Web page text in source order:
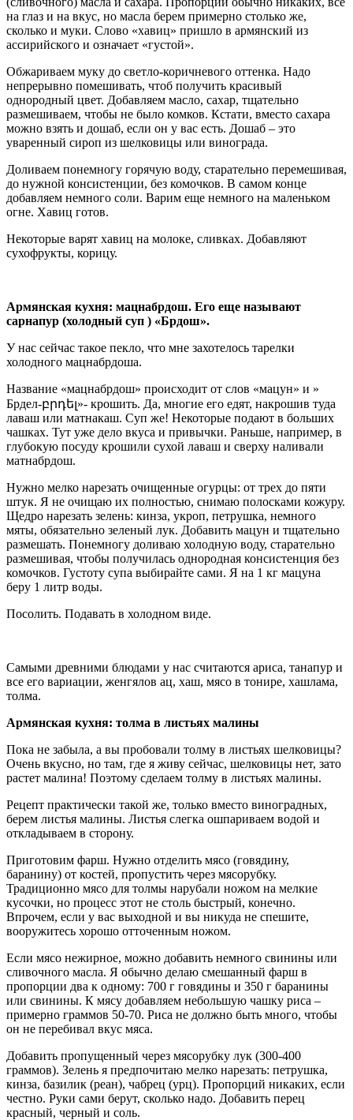
на глаз и на вкус, но масла берем примерно столько же,
сколько и муки. Слово «хавиц» пришло в армянский из
ассирийского и означает «густой».
Обжариваем муку до светло-коричневого оттенка. Надо
непрерывно помешивать, чтоб получить красивый
однородный цвет. Добавляем масло, сахар, тщательно
размешиваем, чтобы не было комков. Кстати, вместо сахара
можно взять и дошаб, если он у вас есть. Дошаб – это
уваренный сироп из шелковицы или винограда.
Доливаем понемногу горячую воду, старательно перемешивая,
до нужной консистенции, без комочков. В самом конце
добавляем немного соли. Варим еще немного на маленьком
огне. Хавиц готов.
Некоторые варят хавиц на молоке, сливках. Добавляют
сухофрукты, корицу.
Армянская кухня: мацнабрдош. Его еще называют
сарнапур (холодный суп ) «Брдош».
У нас сейчас такое пекло, что мне захотелось тарелки
холодного мацнабрдоша.
Название «мацнабрдош» происходит от слов «мацун» и »
Брдел-բրդել»- крошить. Да, многие его едят, накрошив туда
лаваш или матнакаш. Суп же! Некоторые подают в больших
чашках. Тут уже дело вкуса и привычки. Раньше, например, в
глубокую посуду крошили сухой лаваш и сверху наливали
матнабрдош.
Нужно мелко нарезать очищенные огурцы: от трех до пяти
штук. Я не очищаю их полностью, снимаю полосками кожуру.
Щедро нарезать зелень: кинза, укроп, петрушка, немного
мяты, обязательно зеленый лук. Добавить мацун и тщательно
размешать. Понемногу доливаю холодную воду, старательно
размешивая, чтобы получилась однородная консистенция без
комочков. Густоту супа выбирайте сами. Я на 1 кг мацуна
беру 1 литр воды.
Посолить. Подавать в холодном виде.
Самыми древними блюдами у нас считаются ариса, танапур и
все его вариации, женгялов ац, хаш, мясо в тонире, хашлама,
толма.
Армянская кухня: толма в листьях малины
Пока не забыла, а вы пробовали толму в листьях шелковицы?
Очень вкусно, но там, где я живу сейчас, шелковицы нет, зато
растет малина! Поэтому сделаем толму в листьях малины.
Рецепт практически такой же, только вместо виноградных,
берем листья малины. Листья слегка ошпариваем водой и
откладываем в сторону.
Приготовим фарш. Нужно отделить мясо (говядину,
баранину) от костей, пропустить через мясорубку.
Традиционно мясо для толмы нарубали ножом на мелкие
кусочки, но процесс этот не столь быстрый, конечно.
Впрочем, если у вас выходной и вы никуда не спешите,
вооружитесь хорошо отточенным ножом.
Если мясо нежирное, можно добавить немного свинины или
сливочного масла. Я обычно делаю смешанный фарш в
пропорции два к одному: 700 г говядины и 350 г баранины
или свинины. К мясу добавляем небольшую чашку риса –
примерно граммов 50-70. Риса не должно быть много, чтобы
он не перебивал вкус мяса.
Добавить пропущенный через мясорубку лук (300-400
граммов). Зелень я предпочитаю мелко нарезать: петрушка,
кинза, базилик (реан), чабрец (урц). Пропорций никаких, если
честно. Руки сами берут, сколько надо. Добавить перец
красный, черный и соль.